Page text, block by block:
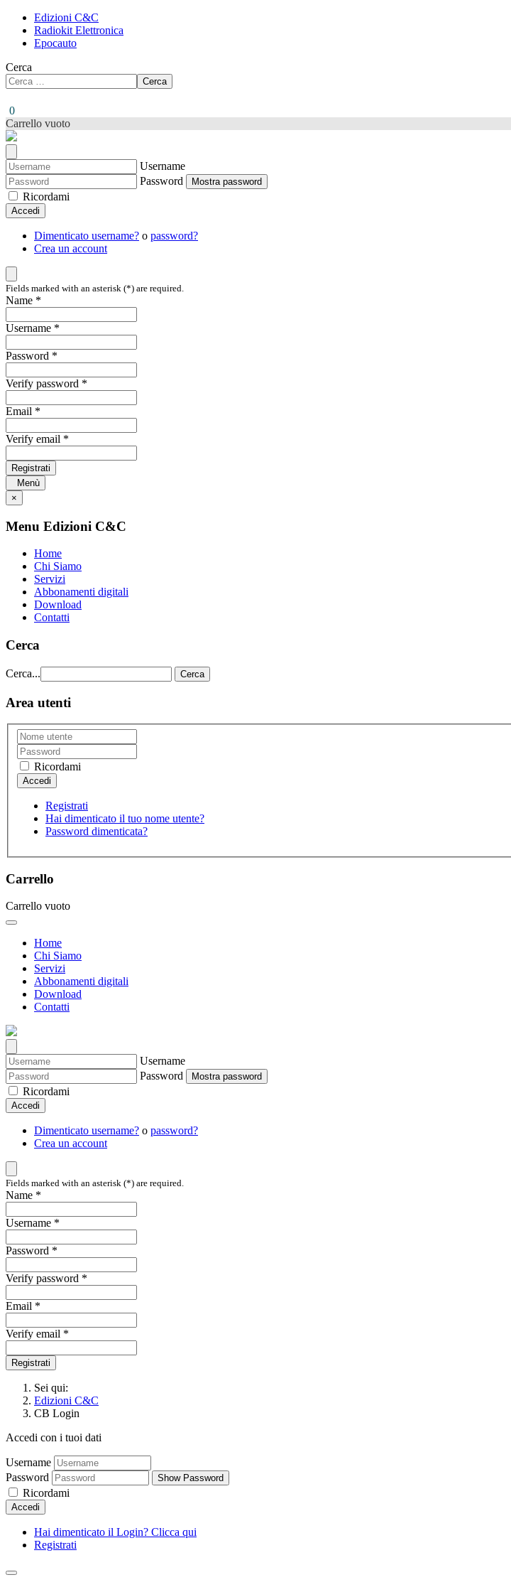
Edizioni C&C
Radiokit Elettronica
Epocauto
Cerca
Cerca
0
Carrello vuoto
Username
Password
Mostra password
Ricordami
Accedi
Dimenticato username? o password?
Crea un account
Fields marked with an asterisk (*) are required.
Name *
Username *
Password *
Verify password *
Email *
Verify email *
Registrati
Menù
×
Menu Edizioni C&C
Home
Chi Siamo
Servizi
Abbonamenti digitali
Download
Contatti
Cerca
Cerca... Cerca
Area utenti
Ricordami
Registrati
Hai dimenticato il tuo nome utente?
Password dimenticata?
Carrello
Carrello vuoto
Home
Chi Siamo
Servizi
Abbonamenti digitali
Download
Contatti
Username
Password
Mostra password
Ricordami
Accedi
Dimenticato username? o password?
Crea un account
Fields marked with an asterisk (*) are required.
Name *
Username *
Password *
Verify password *
Email *
Verify email *
Registrati
Sei qui:
Edizioni C&C
CB Login
Accedi con i tuoi dati
Username
Password
Show Password
Ricordami
Accedi
Hai dimenticato il Login? Clicca qui
Registrati